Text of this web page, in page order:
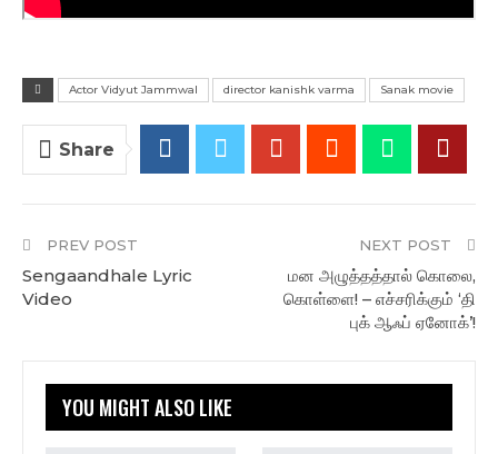
Actor Vidyut Jammwal director kanishk varma Sanak movie
Share
PREV POST
Sengaandhale Lyric
Video
NEXT POST
மன அழுத்தத்தால் கொலை,
கொள்ளை! – எச்சரிக்கும் ‘தி
புக் ஆஃப் ஏனோக்’!
YOU MIGHT ALSO LIKE